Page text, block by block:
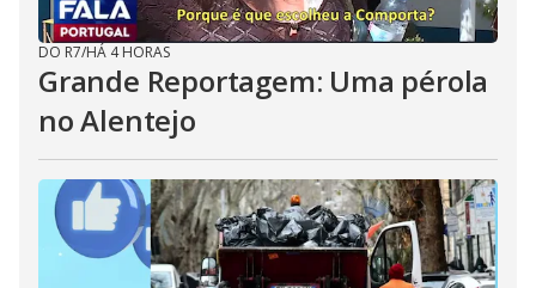
DO R7/HÁ 4 HORAS
Grande Reportagem: Uma pérola
no Alentejo